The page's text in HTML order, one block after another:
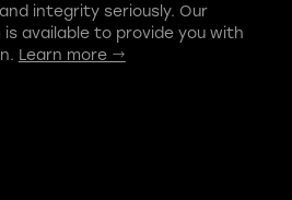
integrity seriously. Our
available to provide you with
Learn more →